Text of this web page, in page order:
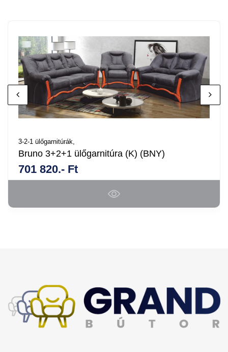
3-2-1 ülőgarnitúrák,
Bruno 3+2+1 ülőgarnitúra (K) (BNY)
701 820.- Ft